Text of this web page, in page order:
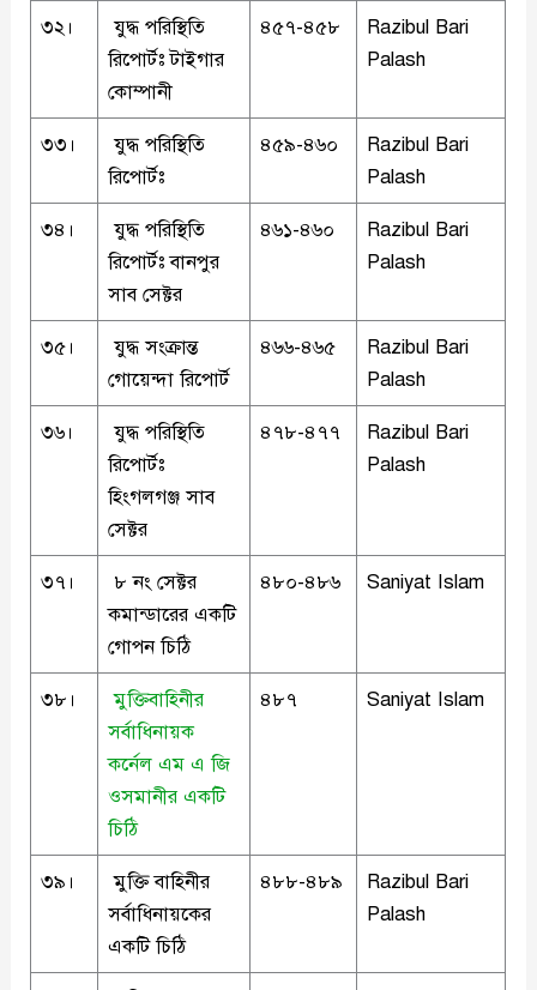
৩২।
যুদ্ধ পরিস্থিতি
রিপোর্টঃ টাইগার
কোম্পানী
৪৫৭-৪৫৮
Razibul Bari
Palash
৩৩।
যুদ্ধ পরিস্থিতি
রিপোর্টঃ
৪৫৯-৪৬০
Razibul Bari
Palash
৩৪।
যুদ্ধ পরিস্থিতি
রিপোর্টঃ বানপুর
সাব সেক্টর
৪৬১-৪৬০
Razibul Bari
Palash
৩৫।
যুদ্ধ সংক্রান্ত
গোয়েন্দা রিপোর্ট
৪৬৬-৪৬৫
Razibul Bari
Palash
৩৬।
যুদ্ধ পরিস্থিতি
রিপোর্টঃ
হিংগলগঞ্জ সাব
সেক্টর
৪৭৮-৪৭৭
Razibul Bari
Palash
৩৭।
৮ নং সেক্টর
কমান্ডারের একটি
গোপন চিঠি
৪৮০-৪৮৬ Saniyat Islam
৩৮।
মুক্তিবাহিনীর
সর্বাধিনায়ক
কর্নেল এম এ জি
ওসমানীর একটি
চিঠি
৪৮৭ Saniyat Islam
৩৯।
মুক্তি বাহিনীর
সর্বাধিনায়কের
একটি চিঠি
৪৮৮-৪৮৯
Razibul Bari
Palash